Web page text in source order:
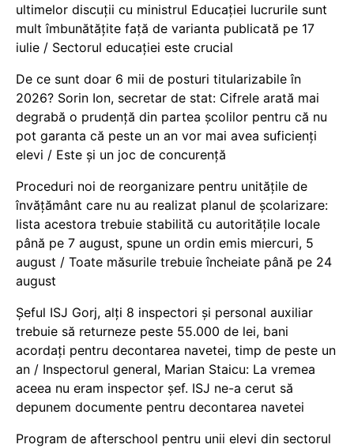
ultimelor discuții cu ministrul Educației lucrurile sunt
mult îmbunătățite față de varianta publicată pe 17
iulie / Sectorul educației este crucial
De ce sunt doar 6 mii de posturi titularizabile în
2026? Sorin Ion, secretar de stat: Cifrele arată mai
degrabă o prudență din partea școlilor pentru că nu
pot garanta că peste un an vor mai avea suficienți
elevi / Este și un joc de concurență
Proceduri noi de reorganizare pentru unitățile de
învățământ care nu au realizat planul de școlarizare:
lista acestora trebuie stabilită cu autoritățile locale
până pe 7 august, spune un ordin emis miercuri, 5
august / Toate măsurile trebuie încheiate până pe 24
august
Șeful ISJ Gorj, alți 8 inspectori și personal auxiliar
trebuie să returneze peste 55.000 de lei, bani
acordați pentru decontarea navetei, timp de peste un
an / Inspectorul general, Marian Staicu: La vremea
aceea nu eram inspector șef. ISJ ne-a cerut să
depunem documente pentru decontarea navetei
Program de afterschool pentru unii elevi din sectorul